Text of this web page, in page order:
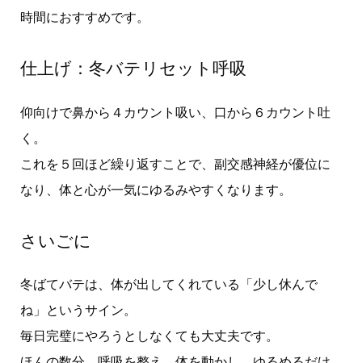
時間におすすめです。
仕上げ：冬バテリセット呼吸
仰向けで鼻から４カウント吸い、口から６カウント吐
く。
これを５回ほど繰り返すことで、副交感神経が優位に
なり、体と心が一気にゆるみやすくなります。
さいごに
冬ばてバテは、体が出してくれている「少し休んで
ね」というサイン。
毎日完璧にやろうとしなくても大丈夫です。